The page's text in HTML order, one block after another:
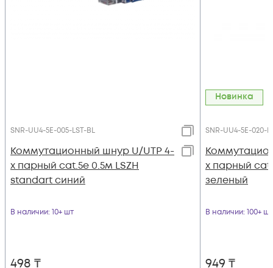
SNR-UU4-5E-005-LST-BL
Коммутационный шнур U/UTP 4-
х парный cat.5e 0.5м LSZH
standart синий
В наличии: 10+ шт
498 ₸
Новинка
SNR-UU4-5E-020-
х парный
зеленый
В наличии: 100+ шт
949 ₸